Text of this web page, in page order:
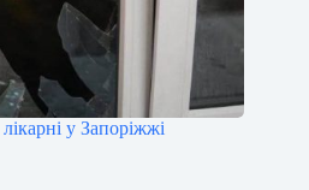
у Запоріжжі